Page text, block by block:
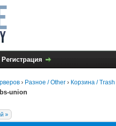
Регистрация
› Разное / Other › Корзина / Trash
union
»